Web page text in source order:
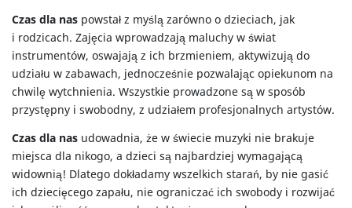
Czas dla nas powstał z myślą zarówno o dzieciach, jak
i rodzicach. Zajęcia wprowadzają maluchy w świat
instrumentów, oswajają z ich brzmieniem, aktywizują do
udziału w zabawach, jednocześnie pozwalając opiekunom na
chwilę wytchnienia. Wszystkie prowadzone są w sposób
przystępny i swobodny, z udziałem profesjonalnych artystów.
Czas dla nas udowadnia, że w świecie muzyki nie brakuje
miejsca dla nikogo, a dzieci są najbardziej wymagającą
widownią! Dlatego dokładamy wszelkich starań, by nie gasić
ich dziecięcego zapału, nie ograniczać ich swobody i rozwijać